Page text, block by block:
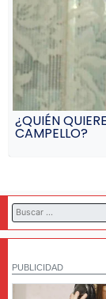
¿QUIÉN
CAMPELLO?
PUBLICIDAD